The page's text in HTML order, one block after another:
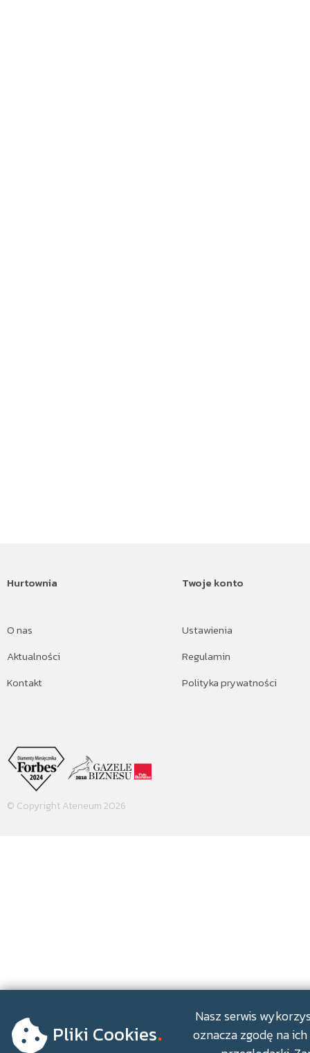
Hurtownia
O nas
Aktualności
Kontakt
Twoje konto
Ustawienia
Regulamin
Polityka prywatności
© Copyright Ateneum 2026
Pliki Cookies.
Nasz serwis
oznacza zgodę na